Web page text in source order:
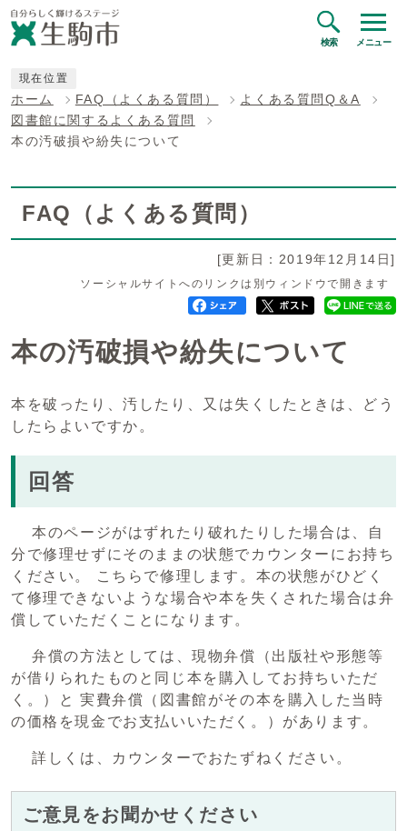
検索 メニュー
現在位置
ホーム FAQ（よくある質問）
よくある質問Q＆A
図書館に関するよくある質問
本の汚破損や紛失について
FAQ（よくある質問）
[更新日：2019年12月14日]
ソーシャルサイトへのリンクは別ウィンドウで開きます
本の汚破損や紛失について
本を破ったり、汚したり、又は失くしたときは、どう
したらよいですか。
回答
本のページがはずれたり破れたりした場合は、自
分で修理せずにそのままの状態でカウンターにお持ち
ください。 こちらで修理します。本の状態がひどく
て修理できないような場合や本を失くされた場合は弁
償していただくことになります。
弁償の方法としては、現物弁償（出版社や形態等
が借りられたものと同じ本を購入してお持ちいただ
く。）と 実費弁償（図書館がその本を購入した当時
の価格を現金でお支払いいただく。）があります。
詳しくは、カウンターでおたずねください。
ご意見をお聞かせください